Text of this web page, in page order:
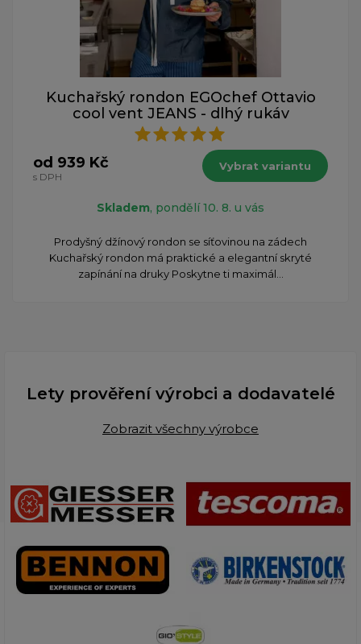
Kuchařský rondon EGOchef Ottavio
cool vent JEANS - dlhý rukáv
od 939 Kč
s DPH
Vybrat variantu
Skladem, pondělí 10. 8. u vás
Prodyšný džínový rondon se síťovinou na zádech
Kuchařský rondon má praktické a elegantní skryté
zapínání na druky Poskytne ti maximál...
Lety prověření výrobci a dodavatelé
Zobrazit všechny výrobce